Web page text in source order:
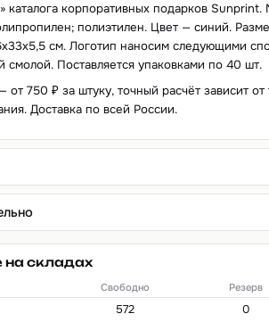
каталога корпоративных подарков
полиэтилен. Цвет — синий.
см. Логотип наносим следующими
смолой. Поставляется упаковками по 40 шт.
от 750 ₽ за штуку, точный расчёт зависит от
Доставка по всей России.
на складах
Свободно Резерв
572 0